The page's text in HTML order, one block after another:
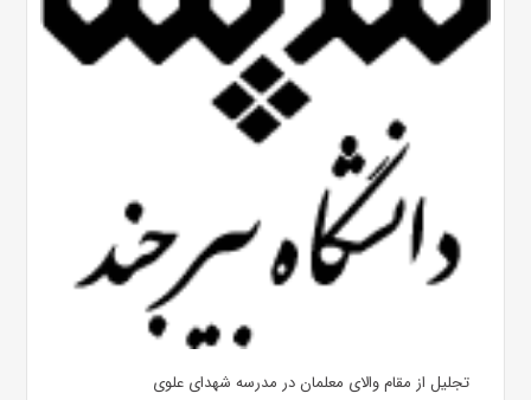
تجلیل از مقام والای معلمان در مدرسه شهدای علوی